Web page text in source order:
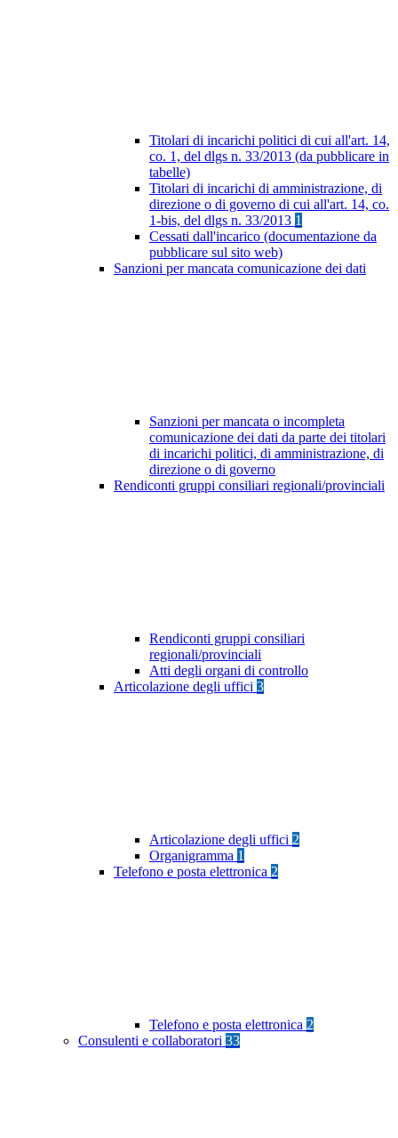
Titolari di incarichi politici di cui all'art. 14,
co. 1, del dlgs n. 33/2013 (da pubblicare in
tabelle)
Titolari di incarichi di amministrazione, di
direzione o di governo di cui all'art. 14, co.
1-bis, del dlgs n. 33/2013 1
Cessati dall'incarico (documentazione da
pubblicare sul sito web)
Sanzioni per mancata comunicazione dei dati
Sanzioni per mancata o incompleta
comunicazione dei dati da parte dei titolari
di incarichi politici, di amministrazione, di
direzione o di governo
Rendiconti gruppi consiliari regionali/provinciali
Rendiconti gruppi consiliari
regionali/provinciali
Atti degli organi di controllo
Articolazione degli uffici 3
Articolazione degli uffici 2
Organigramma 1
Telefono e posta elettronica 2
Telefono e posta elettronica 2
Consulenti e collaboratori 33